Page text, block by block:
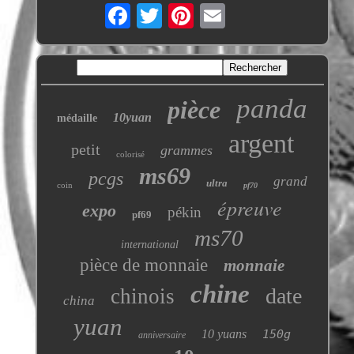
médaille 10yuan pièce panda
petit colorisé grammes argent
coin pcgs ms69 ultra pf70 grand
expo pf69 pékin épreuve
international ms70
pièce de monnaie monnaie
china chinois chine date
yuan anniversaire 10 yuans 150g